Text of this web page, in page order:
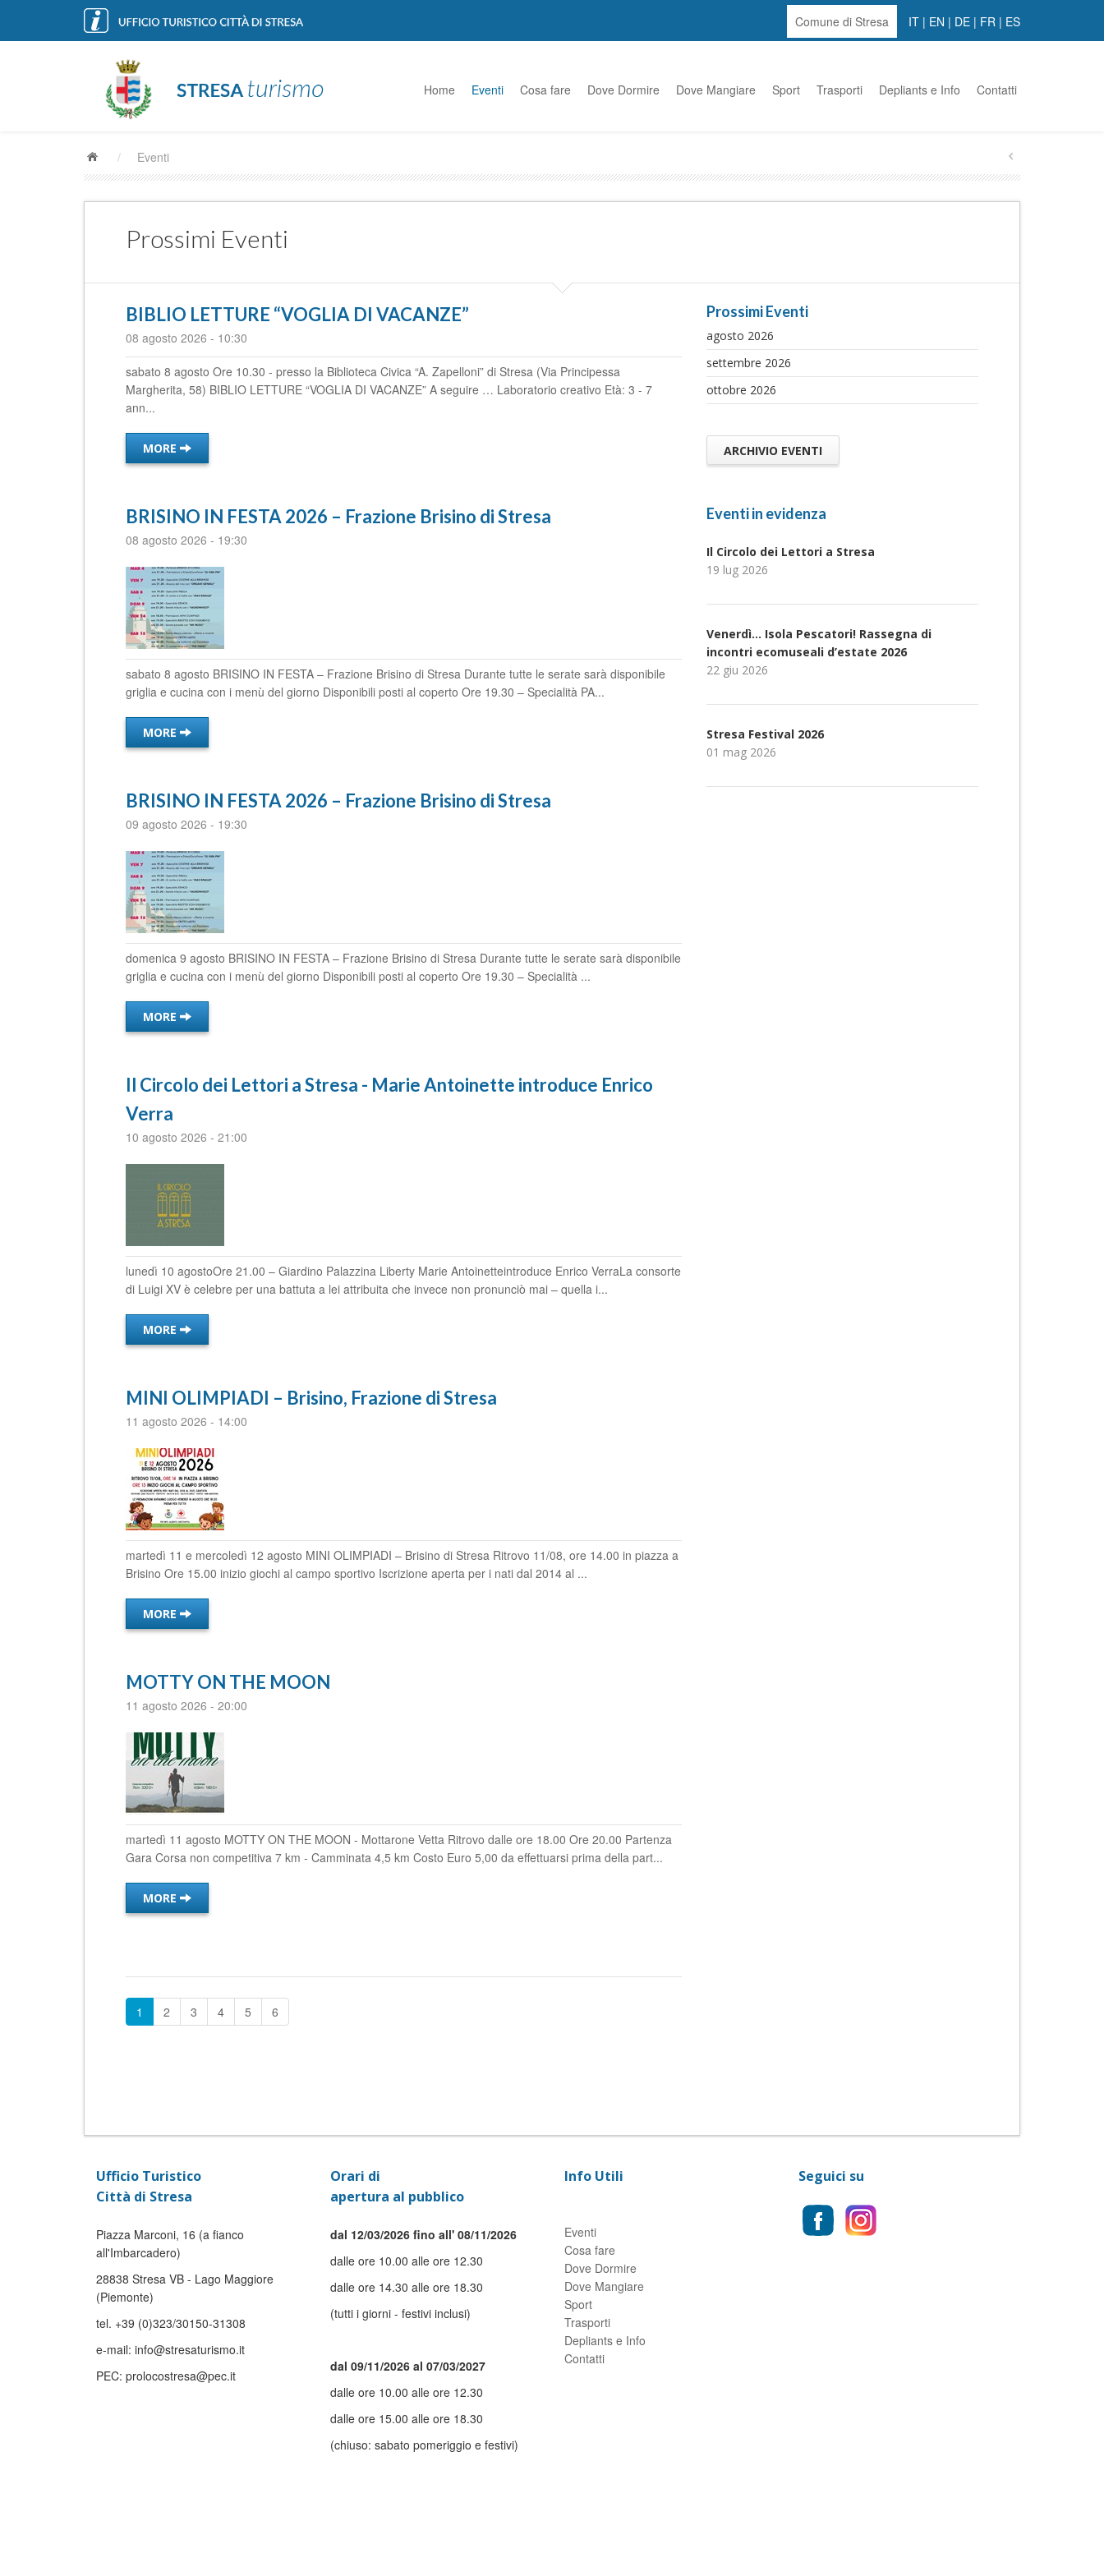
Comune di Stresa IT | EN | DE | FR | ES
Home Eventi Cosa fare Dove Dormire Dove Mangiare Sport Trasporti Depliants e Info Contatti
/ Eventi
Prossimi Eventi
BIBLIO LETTURE “VOGLIA DI VACANZE”
08 agosto 2026 - 10:30
sabato 8 agosto Ore 10.30 - presso la Biblioteca Civica “A. Zapelloni” di Stresa (Via Principessa
Margherita, 58) BIBLIO LETTURE “VOGLIA DI VACANZE” A seguire … Laboratorio creativo Età: 3 - 7
ann...
MORE
BRISINO IN FESTA 2026 – Frazione Brisino di Stresa
08 agosto 2026 - 19:30
sabato 8 agosto BRISINO IN FESTA – Frazione Brisino di Stresa Durante tutte le serate sarà disponibile
griglia e cucina con i menù del giorno Disponibili posti al coperto Ore 19.30 – Specialità PA...
MORE
BRISINO IN FESTA 2026 – Frazione Brisino di Stresa
09 agosto 2026 - 19:30
domenica 9 agosto BRISINO IN FESTA – Frazione Brisino di Stresa Durante tutte le serate sarà disponibile
griglia e cucina con i menù del giorno Disponibili posti al coperto Ore 19.30 – Specialità ...
MORE
Il Circolo dei Lettori a Stresa - Marie Antoinette introduce Enrico
Verra
10 agosto 2026 - 21:00
lunedì 10 agostoOre 21.00 – Giardino Palazzina Liberty Marie Antoinetteintroduce Enrico VerraLa consorte
di Luigi XV è celebre per una battuta a lei attribuita che invece non pronunciò mai – quella i...
MORE
MINI OLIMPIADI – Brisino, Frazione di Stresa
11 agosto 2026 - 14:00
martedì 11 e mercoledì 12 agosto MINI OLIMPIADI – Brisino di Stresa Ritrovo 11/08, ore 14.00 in piazza a
Brisino Ore 15.00 inizio giochi al campo sportivo Iscrizione aperta per i nati dal 2014 al ...
MORE
MOTTY ON THE MOON
11 agosto 2026 - 20:00
martedì 11 agosto MOTTY ON THE MOON - Mottarone Vetta Ritrovo dalle ore 18.00 Ore 20.00 Partenza
Gara Corsa non competitiva 7 km - Camminata 4,5 km Costo Euro 5,00 da effettuarsi prima della part...
MORE
1 2 3 4 5 6
Prossimi Eventi
agosto 2026
settembre 2026
ottobre 2026
ARCHIVIO EVENTI
Eventi in evidenza
Il Circolo dei Lettori a Stresa
19 lug 2026
Venerdì… Isola Pescatori! Rassegna di
incontri ecomuseali d’estate 2026
22 giu 2026
Stresa Festival 2026
01 mag 2026
Ufficio Turistico
Città di Stresa
Piazza Marconi, 16 (a fianco
all'Imbarcadero)
28838 Stresa VB - Lago Maggiore
(Piemonte)
tel. +39 (0)323/30150-31308
e-mail: info@stresaturismo.it
PEC: prolocostresa@pec.it
Orari di
apertura al pubblico
dal 12/03/2026 fino all' 08/11/2026
dalle ore 10.00 alle ore 12.30
dalle ore 14.30 alle ore 18.30
(tutti i giorni - festivi inclusi)
dal 09/11/2026 al 07/03/2027
dalle ore 10.00 alle ore 12.30
dalle ore 15.00 alle ore 18.30
(chiuso: sabato pomeriggio e festivi)
Info Utili
Eventi
Cosa fare
Dove Dormire
Dove Mangiare
Sport
Trasporti
Depliants e Info
Contatti
Seguici su